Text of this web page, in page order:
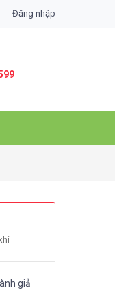
Đăng nhập
giả